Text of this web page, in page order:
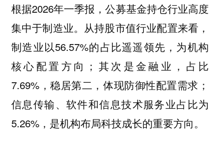
根据2026年一季报，公募基金持仓行业高度
集中于制造业。从持股市值行业配置来看，
制造业以56.57%的占比遥遥领先，为机构
核心配置方向；其次是金融业，占比
7.69%，稳居第二，体现防御性配置需求；
信息传输、软件和信息技术服务业占比为
5.26%，是机构布局科技成长的重要方向。